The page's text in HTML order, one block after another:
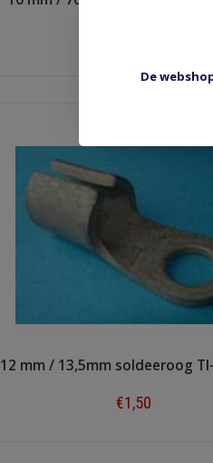
Shop now
12 mm / 13,5mm soldeeroog
€1,50
De